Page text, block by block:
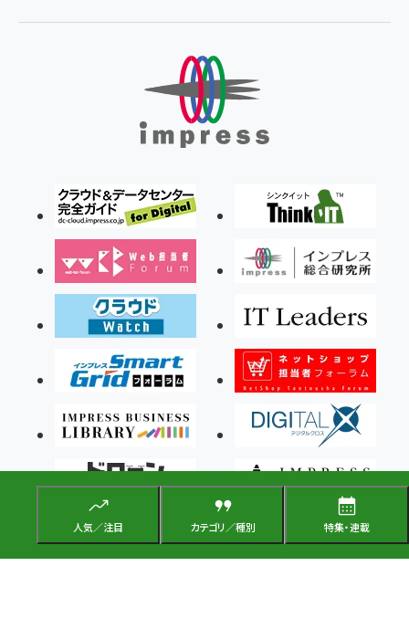
人気／注目 カテゴリ／種別 特集・連載